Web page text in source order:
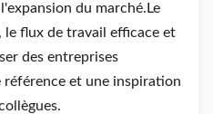
du marché.Le
flux de travail efficace et
des entreprises
et une inspiration